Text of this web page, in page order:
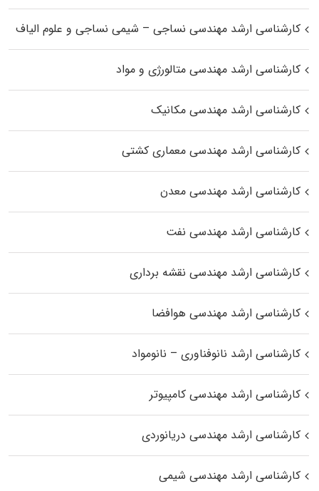
کارشناسی ارشد مهندسی نساجی – شیمی نساجی و علوم الیاف
کارشناسی ارشد مهندسی متالورژی و مواد
کارشناسی ارشد مهندسی مکانیک
کارشناسی ارشد مهندسی معماری کشتی
کارشناسی ارشد مهندسی معدن
کارشناسی ارشد مهندسی نفت
کارشناسی ارشد مهندسی نقشه برداری
کارشناسی ارشد مهندسی هوافضا
کارشناسی ارشد نانوفناوری – نانومواد
کارشناسی ارشد مهندسی کامپیوتر
کارشناسی ارشد مهندسی دریانوردی
کارشناسی ارشد مهندسی شیمی